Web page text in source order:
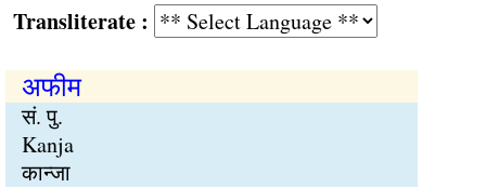
:
अफीम
सं. पु.
Kanja
कान्जा